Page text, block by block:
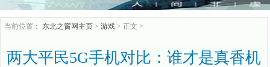
当前位置： 东北之窗网主页 > 游戏 > 正文 >
两大平民5G手机对比：谁才是真香机